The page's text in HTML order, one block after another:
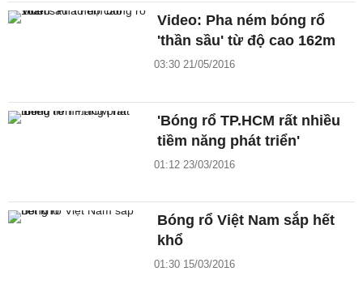
Video: Pha ném bóng rổ
'thần sầu' từ độ cao 162m
03:30 21/05/2016
'Bóng rổ TP.HCM rất nhiều
tiềm năng phát triển'
01:12 23/03/2016
Bóng rổ Việt Nam sắp hết
khổ
01:30 15/03/2016